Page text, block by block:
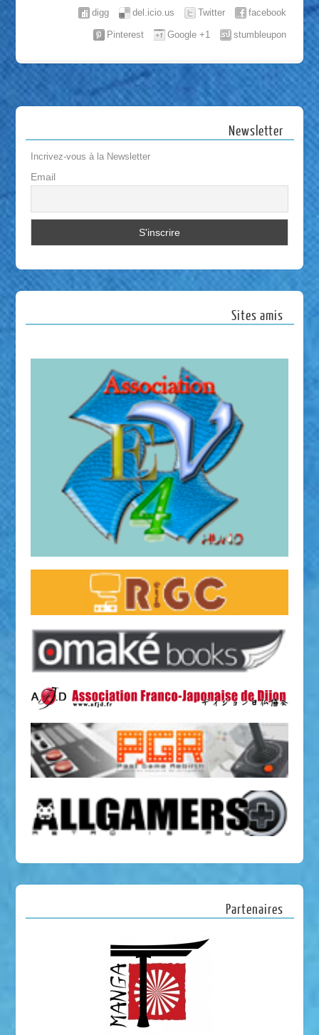
facebook
Twitter
del.icio.us
digg
stumbleupon
Google +1
Pinterest
Newsletter
Incrivez-vous à la Newsletter
Email
Sites amis
Partenaires